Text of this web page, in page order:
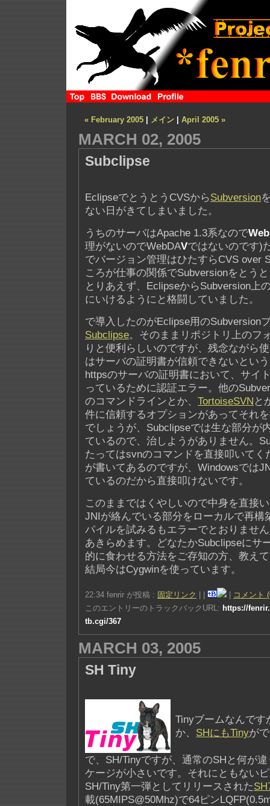
« February 2005 メイン April 2005 »
MARCH 02, 2005
Subclipse
EclipseでとうとうCVSからSubversion
ない日がきてしまいました。
うちのサーバはApache 1.3系なので
理がないのでWebDAVではないのです)
でバージョン管理はひたすらCVS over
ころが仕事の関係でSubversionをとう
とりあえず、EclipseからSubversion上
にいけるようにと格闘していました。
で導入したのがEclipse用のSubversion
Subclipse。そのままリポジトリ上のフ
りと便利らしいのですが、残念ながら
はサーバの証明書が信頼できないとい
httpsのサーバの証明書において、サイ
っているために認証エラー。他の
のコマンドラインとか、 TortoiseSVN と
件に信頼するオプションがあってそれ
でしょうが、Subclipseでは生な部分が
ているので、治しようがありません。
たってはsvnのコマンドを直接叩いてく
が書いてあるのですが、Windowsでは
ているのだから直接叩けないです。
このままではくやしいので中身を直接
JNIが絡んでいる部分をローカルで再構
パイルを試みるもエラーでとおりませ
あきらめます。どなたかSubclipseにサ
的に食わせる方法をご存知の方、教え
結局今はCygwinを使っています。
22:34 fenrir が投稿 : 固定リンク
コメント
このエントリーのトラックバックURL: https://
tb.cgi/367
MARCH 03, 2005
SH Tiny
Tinyブームなんです
か、 SHにもTinyが
で、SH/Tinyですが、通常のSHと何が
ケージが小さいです。それにともない
SH/Tiny第一弾としてリリースされた
載(65MIPS@50Mhz)で64ピン